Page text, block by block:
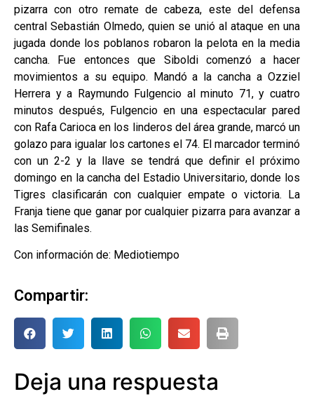
pizarra con otro remate de cabeza, este del defensa
central Sebastián Olmedo, quien se unió al ataque en una
jugada donde los poblanos robaron la pelota en la media
cancha. Fue entonces que Siboldi comenzó a hacer
movimientos a su equipo. Mandó a la cancha a Ozziel
Herrera y a Raymundo Fulgencio al minuto 71, y cuatro
minutos después, Fulgencio en una espectacular pared
con Rafa Carioca en los linderos del área grande, marcó un
golazo para igualar los cartones el 74. El marcador terminó
con un 2-2 y la llave se tendrá que definir el próximo
domingo en la cancha del Estadio Universitario, donde los
Tigres clasificarán con cualquier empate o victoria. La
Franja tiene que ganar por cualquier pizarra para avanzar a
las Semifinales.
Con información de: Mediotiempo
Compartir:
Deja una respuesta